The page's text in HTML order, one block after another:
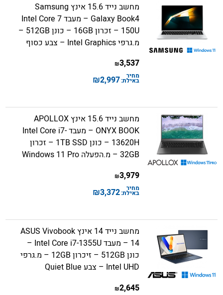
מחשב נייד 15.6 אינץ Samsung
Galaxy Book4 – מעבד Intel Core 7
150U – זכרון 16GB – כונן 512GB –
מ.גרפי Intel Graphics – צבע כסוף
3,537
₪
מחיר
באילת:2,997
₪
מחשב נייד 15.6 אינץ APOLLOX
ONYX BOOK – מעבד Intel Core i7-
13620H – כונן 1TB SSD – זכרון
32GB – מ.הפעלה Windows 11 Pro
3,979
₪
מחיר
באילת:3,372
₪
מחשב נייד 14 אינץ ASUS Vivobook
14 – מעבד Intel Core i7-1355U –
כונן 512GB – זיכרון 12GB – מ.גרפי
Intel UHD – צבע Quiet Blue
2,645
₪